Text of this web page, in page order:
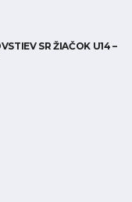
SR ŽIAČOK U14 –